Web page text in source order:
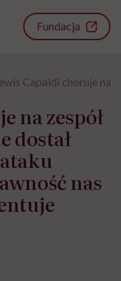
Fundacja
Capaldi choruje na
na zespół
dostał
nas